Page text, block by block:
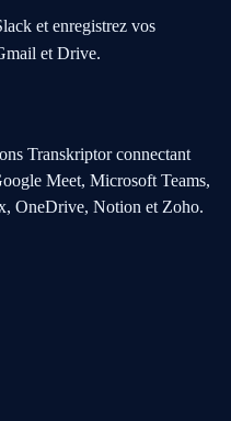
et enregistrez vos
et Drive.